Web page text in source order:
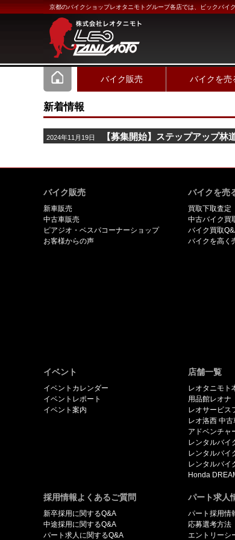
京都のバイクショップレオタニモトグループ各店では、ビックバイ
バイク販売 バイクを売
新着情報
2024年11月19日 【募集開始】ステップアップ林
バイク販売
新車販売
中古車販売
ピアジオ・ベスパコーナーショップ
お客様からの声
バイクを売
買取下取査定
中古バイク買
バイク買取
バイクを高く
イベント
イベントカレンダー
イベントレポート
イベント案内
店舗一覧
レオタニモト
用品館レオナ
レオサービス
レオ洛西 中
アドベンチャ
レンタルバイ
レンタルバイ
レンタルバイ
Honda
採用情報よくあるご質問
新卒採用に関するQ&A
中途採用に関するQ&A
パート求人に関するQ&A
パート求人
パート採用情
応募選考方法
エントリーシ